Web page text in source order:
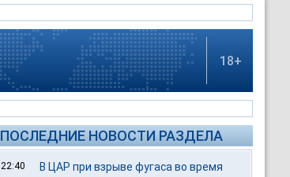
18+
ПОСЛЕДНИЕ НОВОСТИ РАЗДЕЛА
22:40
В ЦАР при взрыве фугаса во время